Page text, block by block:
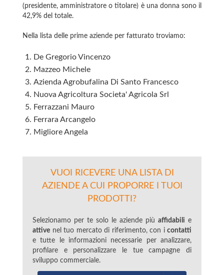
(presidente, amministratore o titolare) è una donna sono il
42,9% del totale.
Nella lista delle prime aziende per fatturato troviamo:
De Gregorio Vincenzo
Mazzeo Michele
Azienda Agrobufalina Di Santo Francesco
Nuova Agricoltura Societa' Agricola Srl
Ferrazzani Mauro
Ferrara Arcangelo
Migliore Angela
VUOI RICEVERE UNA LISTA DI
AZIENDE A CUI PROPORRE I TUOI
PRODOTTI?
Selezionamo per te solo le aziende più affidabili e
attive nel tuo mercato di riferimento, con i contatti
e tutte le informazioni necessarie per analizzare,
profilare e personalizzare le tue campagne di
sviluppo commerciale.